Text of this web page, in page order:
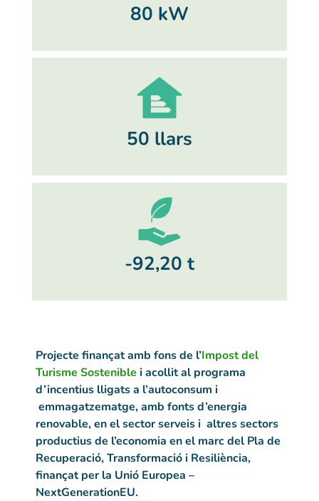
80 kW
50 llars
-92,20 t
Projecte finançat amb fons de l’Impost del
Turisme Sostenible i acollit al programa
d’incentius lligats a l’autoconsum i
emmagatzematge, amb fonts d’energia
renovable, en el sector serveis i altres sectors
productius de l’economia en el marc del Pla de
Recuperació, Transformació i Resiliència,
finançat per la Unió Europea –
NextGenerationEU.